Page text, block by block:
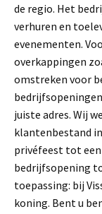
de regio. Het
verhuren en
evenementen.
overkappingen
omstreken voor
juiste adres. Wij
klantenbestand
privéfeest tot
bedrijfsopening
toepassing: bij
koning. Bent u